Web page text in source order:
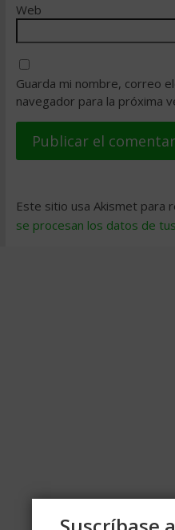
Web
Guarda mi nombre, correo
navegador para la próxima
Este sitio usa Akismet para
se procesan los datos de